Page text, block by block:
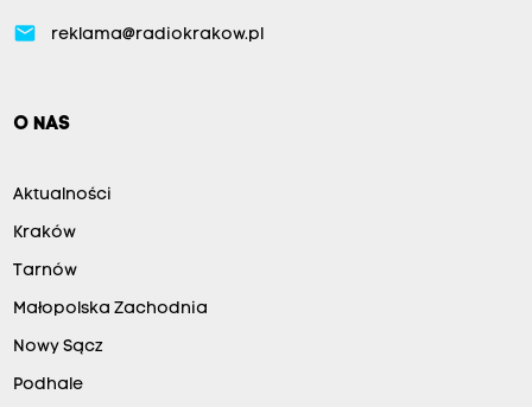
email reklama@radiokrakow.pl
O NAS
Aktualności
Kraków
Tarnów
Małopolska Zachodnia
Nowy Sącz
Podhale